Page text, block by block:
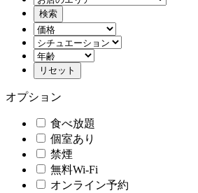
オプション
食べ放題
個室あり
禁煙
無料Wi-Fi
オンライン予約